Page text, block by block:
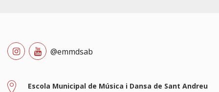
@emmdsab
Escola Municipal de Música i Dansa de Sant Andreu